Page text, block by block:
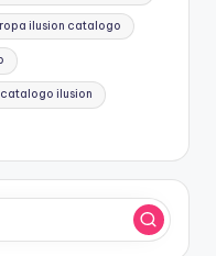
ropa ilusion catalogo
ilusion